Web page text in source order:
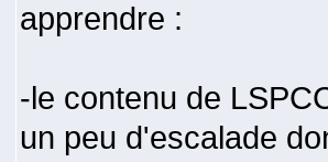
apprendre :
-le contenu de
un peu d'escalade